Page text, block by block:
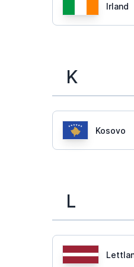
Irland
K
Kosovo
L